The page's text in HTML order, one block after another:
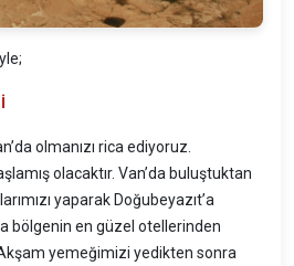
olmanızı rica ediyoruz.
olacaktır. Van’da buluştuktan
yaparak Doğubeyazıt’a
bölgenin en güzel otellerinden
yemeğimizi yedikten sonra